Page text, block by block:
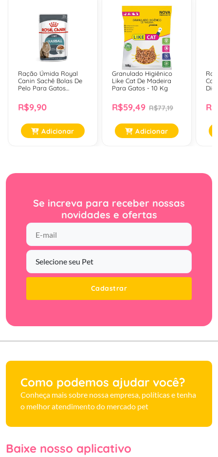
Ração Úmida Royal
Canin Sachê Bolas De
Pelo Para Gatos
R$9,90
Adicionar
Granulado Higiênico
Like Cat De Madeira
Para Gatos - 10 Kg
R$59,49 R$77,19
Adicionar
Se increva para receber nossas
novidades e ofertas
Cadastrar
Como podemos ajudar você?
Conheça mais sobre nossa empresa, políticas e tenha
o melhor atendimento do mercado pet
Baixe nosso aplicativo